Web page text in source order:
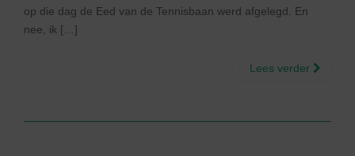
op die dag de Eed van de Tennisbaan werd afgelegd. En
nee, ik […]
Lees verder